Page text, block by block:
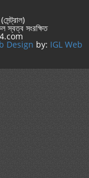
সংরক্ষিত
Design by: IGL Web